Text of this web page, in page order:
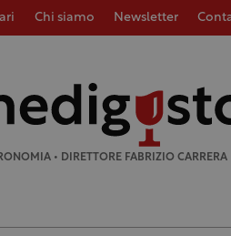
Chi siamo Newsletter
• DIRETTORE FABRIZIO CARRERA